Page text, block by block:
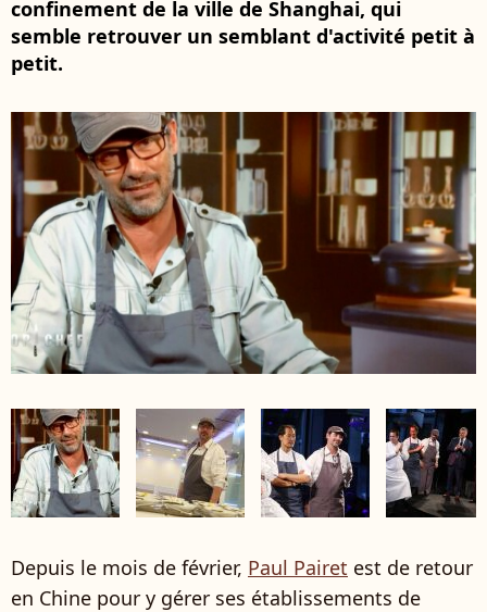
confinement de la ville de Shanghai, qui
semble retrouver un semblant d'activité petit à
petit.
Depuis le mois de février, Paul Pairet est de retour
en Chine pour y gérer ses établissements de